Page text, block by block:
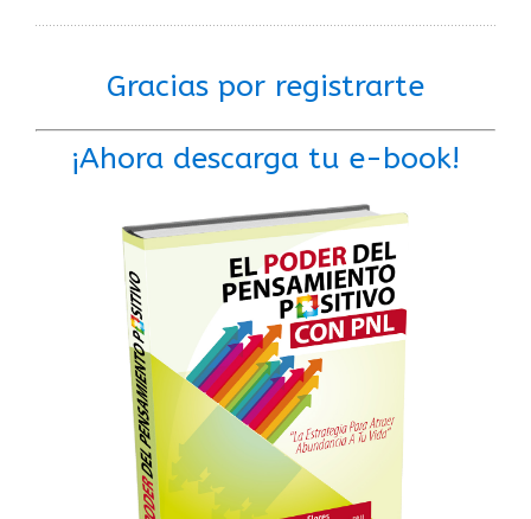
Gracias por registrarte
¡Ahora descarga tu e-book!